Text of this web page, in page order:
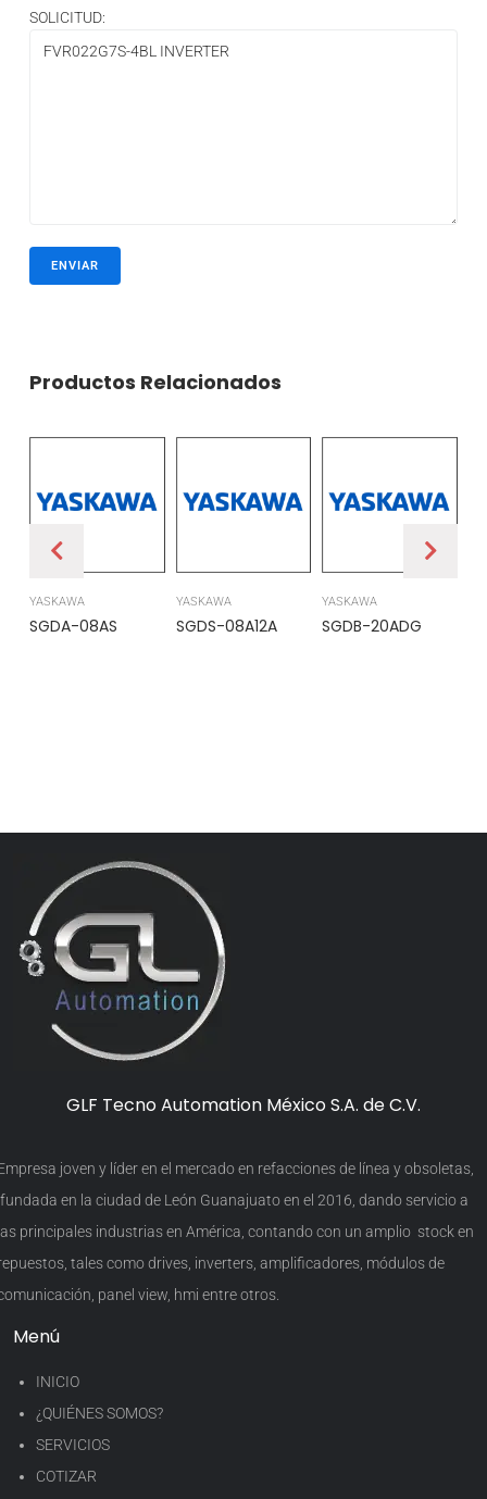
SOLICITUD:
Productos Relacionados
YASKAWA
SGDA-08AS
YASKAWA
SGDS-08A12A
YASKAWA
SGDB-20ADG
GLF Tecno Automation México S.A. de C.V.
joven y líder en el mercado en refacciones de línea y obsoletas,
en la ciudad de León Guanajuato en el 2016, dando servicio a
principales industrias en América, contando con un amplio stock en
tales como drives, inverters, amplificadores, módulos de
panel view, hmi entre otros.
Menú
INICIO
¿QUIÉNES SOMOS?
SERVICIOS
COTIZAR